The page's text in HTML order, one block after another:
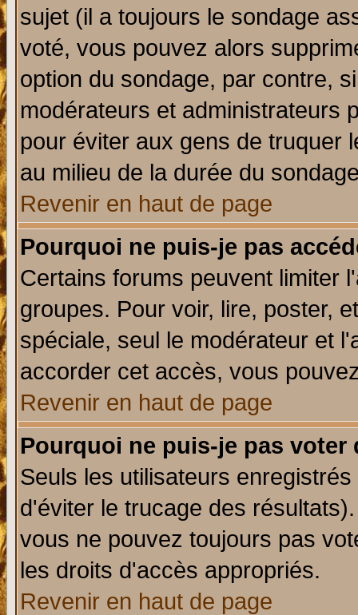
sujet (il a toujours le sondage
voté, vous pouvez alors
option du sondage, par contre,
modérateurs et administrateurs
pour éviter aux gens de truquer
au milieu de la durée du
Revenir en haut de page
Pourquoi ne puis-je pas
Certains forums peuvent limiter
groupes. Pour voir, lire, poster,
spéciale, seul le modérateur et
accorder cet accès, vous
Revenir en haut de page
Pourquoi ne puis-je pas voter
Seuls les utilisateurs
d'éviter le trucage des
vous ne pouvez toujours pas
les droits d'accès appropriés.
Revenir en haut de page